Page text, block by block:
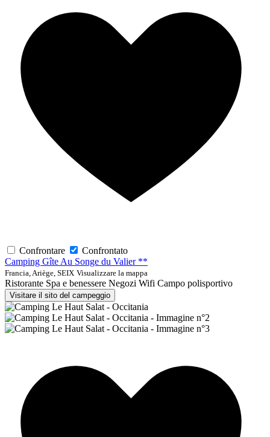
Confrontare
Confrontato
Camping Gîte Au Songe du Valier **
Francia, Ariège, SEIX Visualizzare la mappa
Ristorante Spa e benessere Negozi Wifi Campo polisportivo
Visitare il sito del campeggio